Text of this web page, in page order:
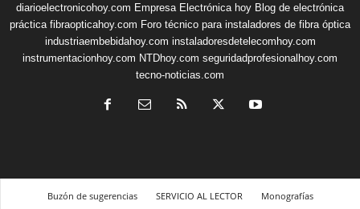
diarioelectronicohoy.com Empresa Electrónica hoy Blog de electrónica
práctica fibraopticahoy.com Foro técnico para instaladores de fibra óptica
industriaembebidahoy.com instaladoresdetelecomhoy.com
instrumentacionhoy.com NTDhoy.com seguridadprofesionalhoy.com
tecno-noticias.com
Buzón de sugerencias SERVICIO AL LECTOR
Monografías